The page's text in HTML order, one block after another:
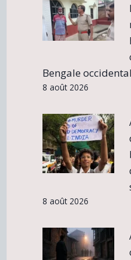
Bengale occidental
8 août 2026
8 août 2026